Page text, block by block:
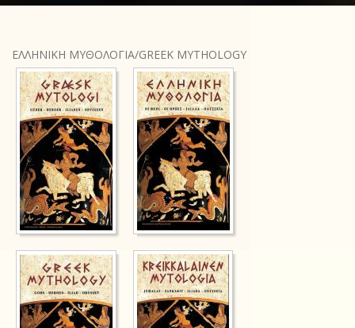
ΕΛΛΗΝΙΚΗ ΜΥΘΟΛΟΓΙΑ/GREEK MYTHOLOGY